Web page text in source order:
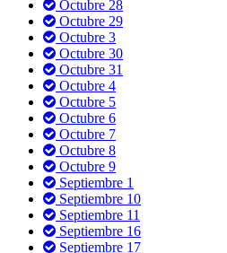
Octubre 28
Octubre 29
Octubre 3
Octubre 30
Octubre 31
Octubre 4
Octubre 5
Octubre 6
Octubre 7
Octubre 8
Octubre 9
Septiembre 1
Septiembre 10
Septiembre 11
Septiembre 16
Septiembre 17